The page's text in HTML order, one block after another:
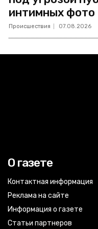
интимных фото
Происшествия 07.08.2026
О газете
Контактная информация
Реклама на сайте
Информация о газете
Статьи партнеров